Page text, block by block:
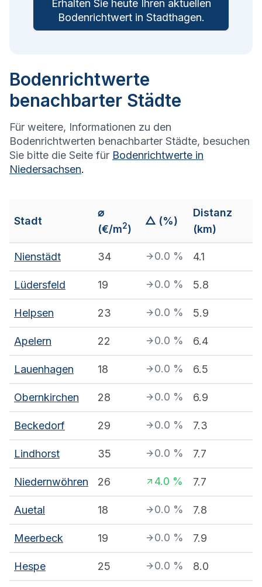
Erhalten Sie heute Ihren aktuellen
Bodenrichtwert in Stadthagen.
Bodenrichtwerte
benachbarter Städte
Für weitere, Informationen zu den
Bodenrichtwerten benachbarter Städte, besuchen
Sie bitte die Seite für Bodenrichtwerte in
Niedersachsen.
Stadt
⌀
(€/m2)
△ (%)
Distanz
(km)
Nienstädt 34 0.0 % 4.1
Lüdersfeld 19 0.0 % 5.8
Helpsen 23 0.0 % 5.9
Apelern 22 0.0 % 6.4
Lauenhagen 18 0.0 % 6.5
Obernkirchen 28 0.0 % 6.9
Beckedorf 29 0.0 % 7.3
Lindhorst 35 0.0 % 7.7
Niedernwöhren 26 4.0 % 7.7
Auetal 18 0.0 % 7.8
Meerbeck 19 0.0 % 7.9
Hespe 25 0.0 % 8.0